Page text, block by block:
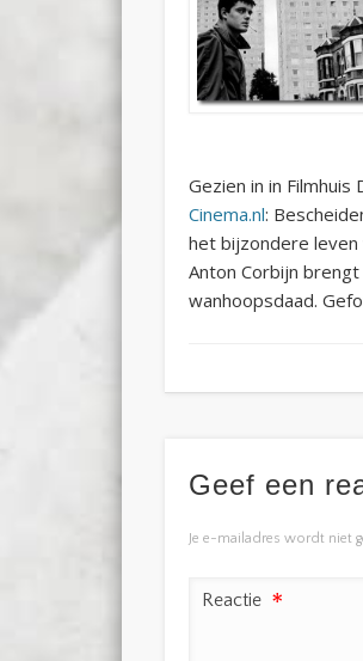
Gezien in in Filmhuis
Cinema.nl:
het bijzondere leven
Anton Corbijn
wanhoopsdaad.
Geef een
Je e-mailadres wordt niet
Reactie *